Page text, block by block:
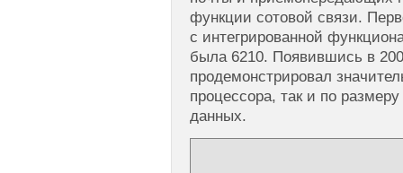
функции сотовой связи.
с интегрированной
была 6210. Появившись в
продемонстрировал
процессора, так и по
данных.